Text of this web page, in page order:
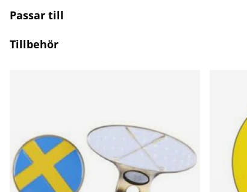
Passar till
Tillbehör